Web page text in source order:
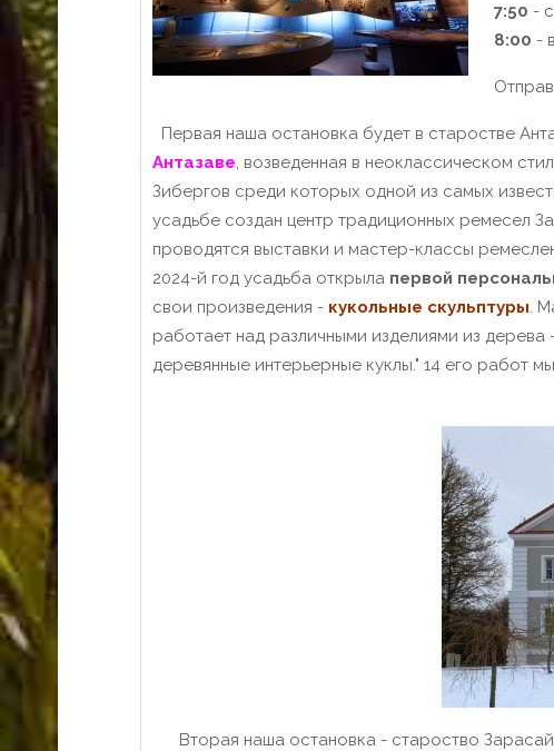
7:50 -
8:00 -
Первая наша остановка будет в старостве
Антазаве, возведенная в неоклассическом
Зибергов среди которых одной из самых
усадьбе создан центр традиционных ремесел
проводятся выставки и мастер-классы
2024-й год усадьба открыла первой
свои произведения - кукольные скульптуры.
работает над различными изделиями из дерева
деревянные интерьерные куклы." 14 его работ
Вторая наша остановка - староство Зарасай.